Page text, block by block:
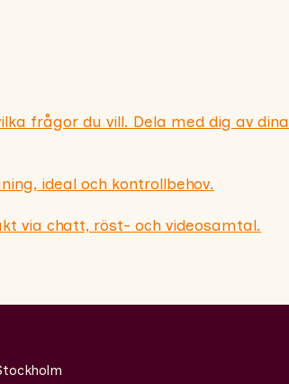
frågor du vill. Dela med dig av dina
ideal och kontrollbehov.
via chatt, röst- och videosamtal.